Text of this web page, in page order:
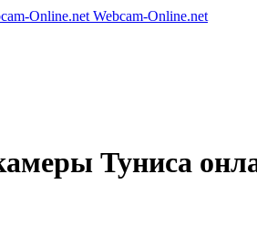
Webcam-Online.net
Туниса